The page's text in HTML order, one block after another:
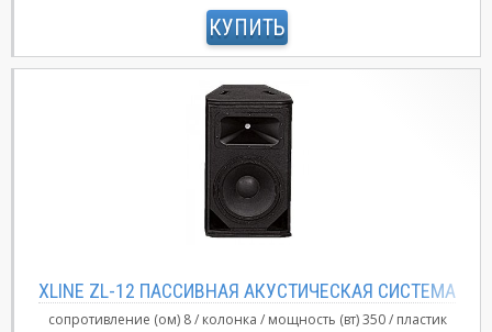
КУПИТЬ
XLINE ZL-12 ПАССИВНАЯ АКУСТИЧЕСКАЯ СИСТЕМА
сопротивление (ом) 8 колонка мощность (вт)350 пластик